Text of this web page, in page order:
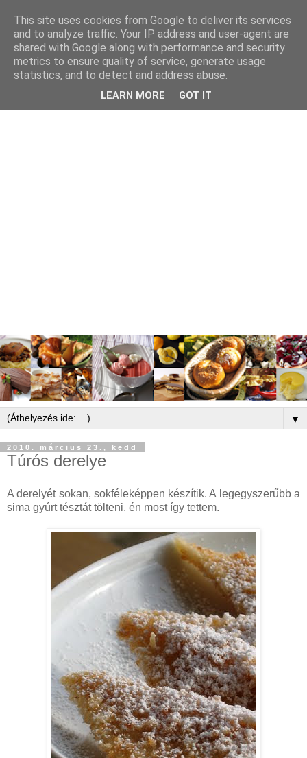
▼
2010. március 23., kedd
Túrós derelye
A derelyét sokan, sokféleképpen készítik. A legegyszerűbb a
sima gyúrt tésztát tölteni, én most így tettem.
This site uses cookies from Google to deliver its services
and to analyze traffic. Your IP address and user-agent are
shared with Google along with performance and security
metrics to ensure quality of service, generate usage
statistics, and to detect and address abuse.
LEARN MORE GOT IT